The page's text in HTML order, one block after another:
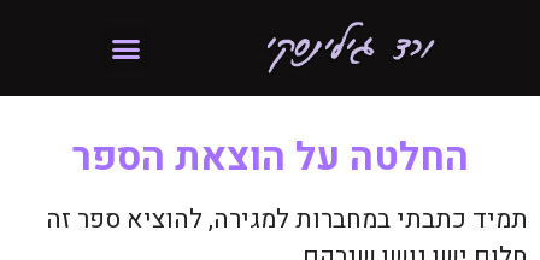
החלטה על הוצאת הספר
תמיד כתבתי במחברות למגירה, להוציא ספר זה